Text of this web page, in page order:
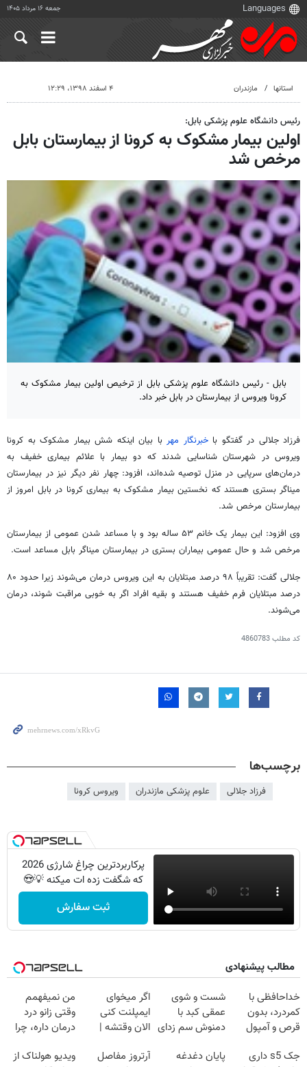
جمعه ۱۶ مرداد ۱۴۰۵
استانها مازندران ۴ اسفند ۱۳۹۸، ۱۲:۲۹
رئیس دانشگاه علوم پزشکی بابل:
اولین بیمار مشکوک به کرونا از بیمارستان بابل
مرخص شد
بابل - رئیس دانشگاه علوم پزشکی بابل از ترخیص اولین بیمار مشکوک به
کرونا ویروس از بیمارستان در بابل خبر داد.
فرزاد جلالی در گفتگو با خبرنگار مهر با بیان اینکه شش بیمار مشکوک به کرونا
ویروس در شهرستان شناسایی شدند که دو بیمار با علائم بیماری خفیف به
درمان‌های سرپایی در منزل توصیه شده‌اند، افزود: چهار نفر دیگر نیز در بیمارستان
میناگر بستری هستند که نخستین بیمار مشکوک به بیماریکرونا در بابل امروز از
بیمارستان مرخص شد.
وی افزود: این بیمار یک خانم ۵۳ ساله بود و با مساعد شدن عمومی از بیمارستان
مرخص شد و حال عمومی بیماران بستری در بیمارستان میناگر بابل مساعد است.
جلالی گفت: تقریباً ۹۸ درصد مبتلایان به این ویروس درمان می‌شوند زیرا حدود ۸۰
درصد مبتلایان فرم خفیف هستند و بقیه افراد اگر به خوبی مراقبت شوند، درمان
می‌شوند.
کد مطلب4860783
برچسب‌ها
فرزاد جلالی علوم پزشکی مازندران ویروس کرونا
پرکاربردترین چراغ شارژی 2026
که شگفت زده ات میکنه 💡😍
ثبت سفارش
مطالب پیشنهادی
خداحافظی با
کمردرد، بدون
قرص و آمپول
شست و شوی
عمقی کبد با
دمنوش سم زدای
اگر میخوای
ایمپلنت کنی
الان وقتشه |
میلیون تومان!!!
من نمیفهمم
وقتی زانو درد
درمان داره، چرا
تحمل میکنی؟❗
جک s5 داری
پایان دغدغه
آرتروز مفاصل
ویدیو هولناک از